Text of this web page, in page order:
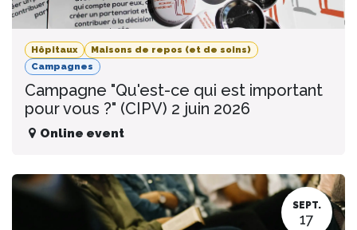
Hôpitaux
Maisons de repos (et de soins)
Campagnes
Campagne "Qu'est-ce qui est important
pour vous ?" (CIPV) 2 juin 2026
Online event
SEPT.
17